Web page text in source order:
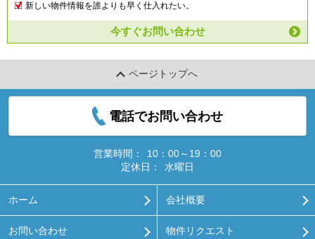
新しい物件情報を誰よりも早く仕入れたい。
今すぐお問い合わせ
ページトップへ
電話でお問い合わせ
営業時間：
10：00～19：00
定休日：
水曜日
ホーム 会社概要
お問い合わせ 物件リクエスト